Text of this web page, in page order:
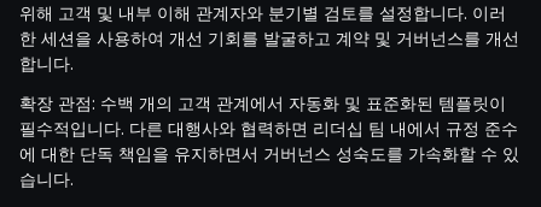
위해 고객 및 내부 이해 관계자와 분기별 검토를 설정합니다. 이러
한 세션을 사용하여 개선 기회를 발굴하고 계약 및 거버넌스를 개선
합니다.
확장 관점: 수백 개의 고객 관계에서 자동화 및 표준화된 템플릿이
필수적입니다. 다른 대행사와 협력하면 리더십 팀 내에서 규정 준수
에 대한 단독 책임을 유지하면서 거버넌스 성숙도를 가속화할 수 있
습니다.